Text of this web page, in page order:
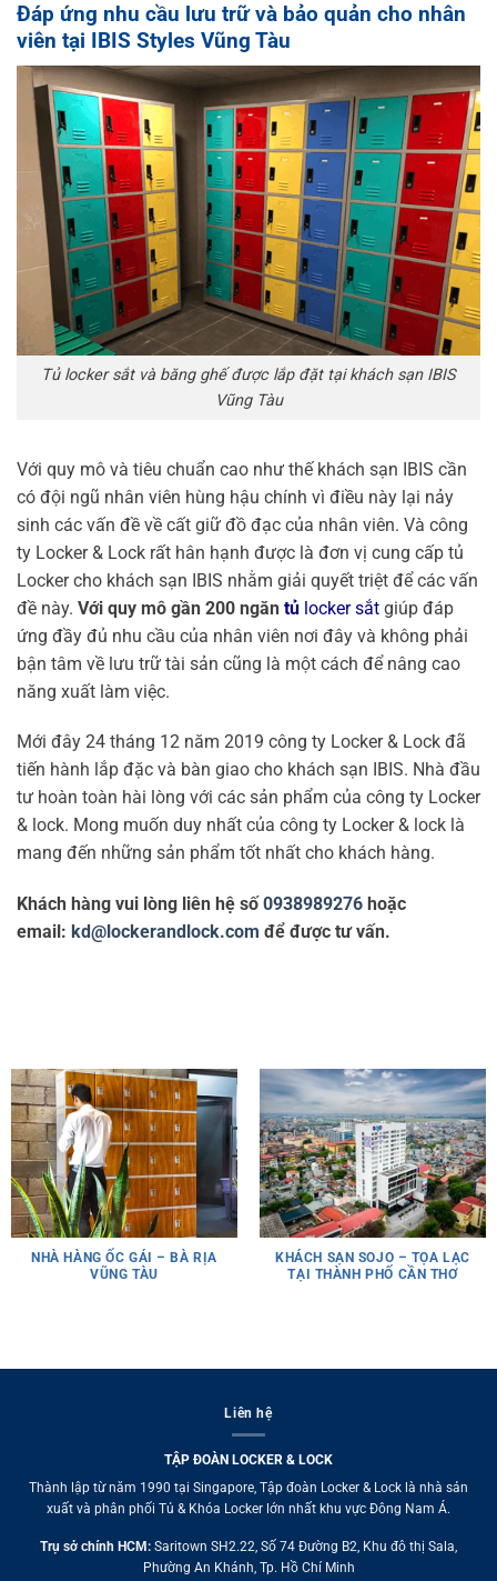
Đáp ứng nhu cầu lưu trữ và bảo quản cho nhân
viên tại IBIS Styles Vũng Tàu
Tủ locker sắt và băng ghế được lắp đặt tại khách sạn IBIS
Vũng Tàu
Với quy mô và tiêu chuẩn cao như thế khách sạn IBIS cần
có đội ngũ nhân viên hùng hậu chính vì điều này lại nảy
sinh các vấn đề về cất giữ đồ đạc của nhân viên. Và công
ty Locker & Lock rất hân hạnh được là đơn vị cung cấp tủ
Locker cho khách sạn IBIS nhằm giải quyết triệt để các vấn
đề này. Với quy mô gần 200 ngăn tủ locker sắt giúp đáp
ứng đầy đủ nhu cầu của nhân viên nơi đây và không phải
bận tâm về lưu trữ tài sản cũng là một cách để nâng cao
năng xuất làm việc.
Mới đây 24 tháng 12 năm 2019 công ty Locker & Lock đã
tiến hành lắp đặc và bàn giao cho khách sạn IBIS. Nhà đầu
tư hoàn toàn hài lòng với các sản phẩm của công ty Locker
& lock. Mong muốn duy nhất của công ty Locker & lock là
mang đến những sản phẩm tốt nhất cho khách hàng.
Khách hàng vui lòng liên hệ số 0938989276 hoặc
email: kd@lockerandlock.com để được tư vấn.
NHÀ HÀNG ỐC GÁI – BÀ RỊA
VŨNG TÀU
KHÁCH SẠN SOJO – TỌA LẠC
TẠI THÀNH PHỐ CẦN THƠ
Liên hệ
TẬP ĐOÀN LOCKER & LOCK
Thành lập từ năm 1990 tại Singapore, Tập đoàn Locker & Lock là nhà sản
xuất và phân phối Tủ & Khóa Locker lớn nhất khu vực Đông Nam Á.
Trụ sở chính HCM: Saritown SH2.22, Số 74 Đường B2, Khu đô thị Sala,
Phường An Khánh, Tp. Hồ Chí Minh